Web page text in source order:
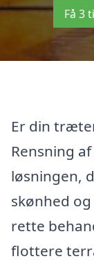
Få 3
Er din
Rensning
løsningen,
skønhed
rette
flottere